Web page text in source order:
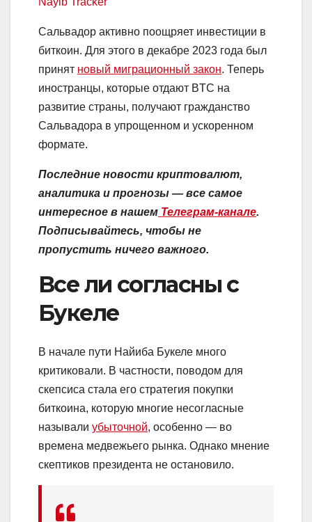
Сальвадор активно поощряет инвестиции в
биткоин. Для этого в декабре 2023 года был
принят новый миграционный закон. Теперь
иностранцы, которые отдают BTC на
развитие страны, получают гражданство
Сальвадора в упрощенном и ускоренном
формате.
Последние новости криптовалют,
аналитика и прогнозы — все самое
интересное в нашем Телеграм-канале.
Подписывайтесь, чтобы не
пропустить ничего важного.
Все ли согласны с
Букеле
В начале пути Найиба Букеле много
критиковали. В частности, поводом для
скепсиса стала его стратегия покупки
биткоина, которую многие несогласные
называли убыточной, особенно — во
времена медвежьего рынка. Однако мнение
скептиков президента не остановило.